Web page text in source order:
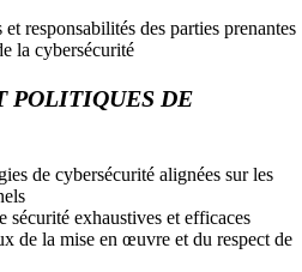
responsabilités des parties prenantes
la cybersécurité
POLITIQUES DE
de cybersécurité alignées sur les
sécurité exhaustives et efficaces
de la mise en œuvre et du respect de